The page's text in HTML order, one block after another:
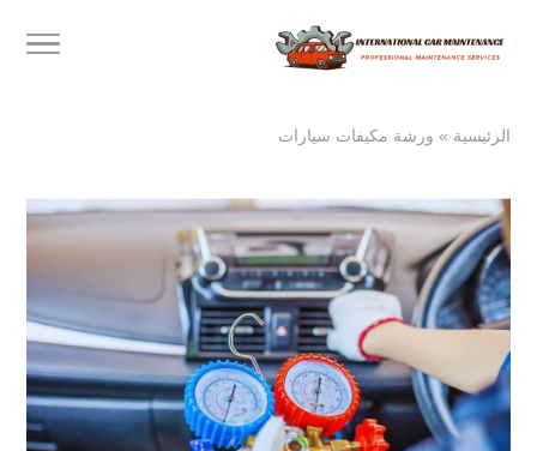
الرئيسية » ورشة مكيفات سيارات